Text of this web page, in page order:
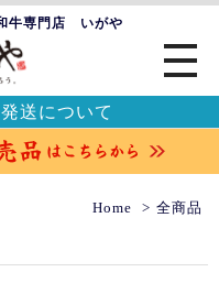
牛専門店 いがや
送について
Home 全商品